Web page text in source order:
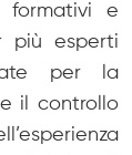
formativi e
più esperti
per la
il controllo